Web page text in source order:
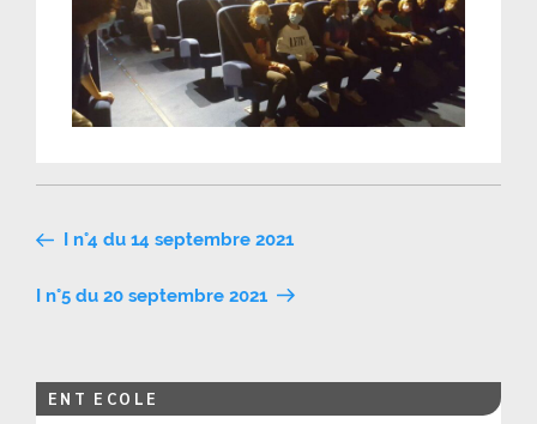
Navigation
de
I n°4 du 14 septembre 2021
I n°5 du 20 septembre 2021
ENT ECOLE